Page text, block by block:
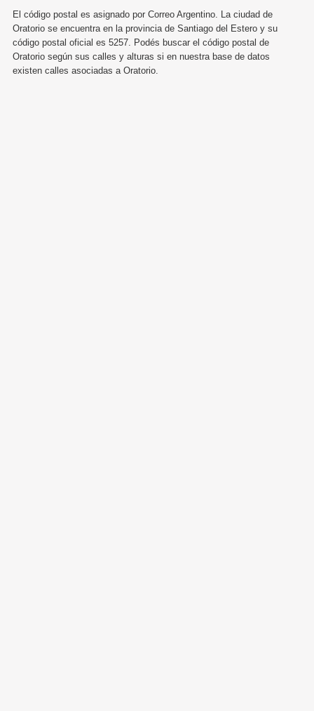
El código postal es asignado por Correo Argentino. La ciudad de
Oratorio se encuentra en la provincia de Santiago del Estero y su
código postal oficial es 5257. Podés buscar el código postal de
Oratorio según sus calles y alturas si en nuestra base de datos
existen calles asociadas a Oratorio.